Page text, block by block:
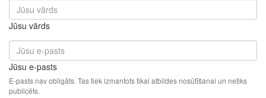
Jūsu vārds
Jūsu e-pasts
E-pasts nav obligāts. Tas tiek izmantots tikai atbildes nosūtīšanai un netiks
publicēts.